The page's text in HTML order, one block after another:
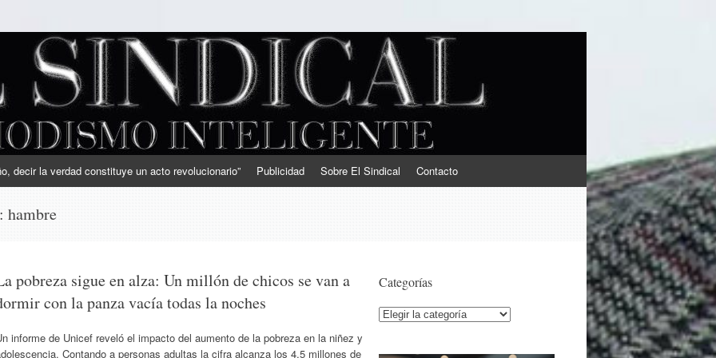
decir la verdad constituye un acto revolucionario” Publicidad Sobre El Sindical Contacto
hambre
pobreza sigue en alza: Un millón de chicos se van a
con la panza vacía todas la noches
informe de Unicef reveló el impacto del aumento de la pobreza en la niñez y
Contando a personas adultas la cifra alcanza los 4,5 millones de
Categorías
Categorías